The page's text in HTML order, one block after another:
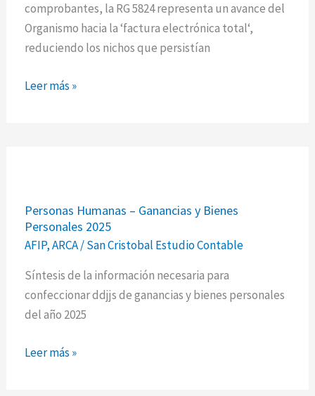
comprobantes, la RG 5824 representa un avance del
Organismo hacia la ‘factura electrónica total‘,
reduciendo los nichos que persistían
Leer más »
Personas Humanas – Ganancias y Bienes
Personales 2025
AFIP,ARCA/San Cristobal Estudio Contable
Síntesis de la información necesaria para
confeccionar ddjjs de ganancias y bienes personales
del año 2025
Humanas
–
Ganancias
y
Bienes
Personales
Leer más »